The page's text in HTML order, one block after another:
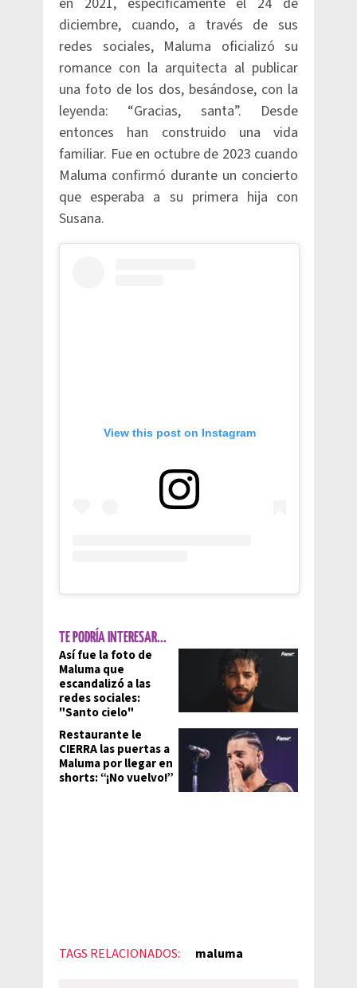
diciembre, cuando, a través de sus
redes sociales, Maluma oficializó su
romance con la arquitecta al publicar
una foto de los dos, besándose, con la
leyenda: “Gracias, santa”. Desde
entonces han construido una vida
familiar. Fue en octubre de 2023 cuando
Maluma confirmó durante un concierto
que esperaba a su primera hija con
Susana.
View this post on Instagram
TE PODRÍA INTERESAR...
Así fue la foto de
Maluma que
escandalizó a las
redes sociales:
"Santo cielo"
Restaurante le
CIERRA las puertas a
Maluma por llegar en
shorts: “¡No vuelvo!”
TAGS RELACIONADOS: maluma